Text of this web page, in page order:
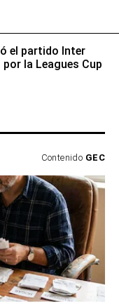
el partido Inter
la Leagues Cup
Contenido GEC